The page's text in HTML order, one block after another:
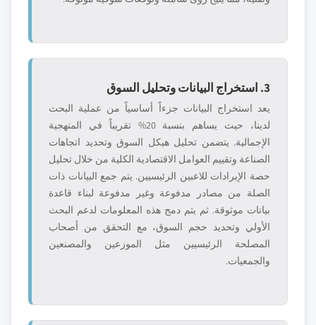
3. استخراج البيانات وتحليل السوق
يعد استخراج البيانات جزءاً أساسياً من عملية البحث
لدينا، حيث يساهم بنسبة 20% تقريباً في المنهجية
الإجمالية. يتضمن تحليل هيكل السوق وتحديد اتجاهات
الصناعة وتقييم العوامل الاقتصادية الكلية من خلال تحليل
حصة الإيرادات للاعبين الرئيسيين. يتم جمع البيانات ذات
الصلة من مصادر مدفوعة وغير مدفوعة لبناء قاعدة
بيانات موثوقة. ثم يتم دمج هذه المعلومات لدعم البحث
الأولي وتحديد حجم السوق، مع التحقق من أصحاب
المصلحة الرئيسيين مثل الموزعين والمصنعين
والجمعيات.